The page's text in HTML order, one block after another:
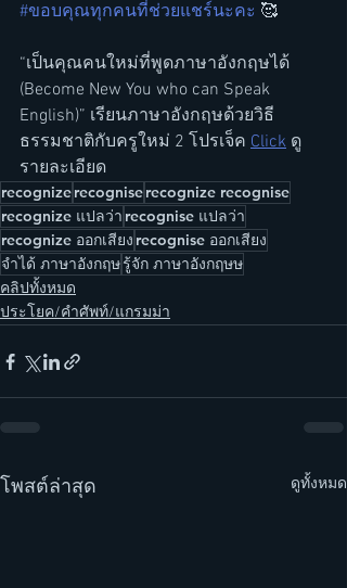
#ขอบคุณทุกคนที่ช่วยแชร์นะคะ 🥰
“เป็นคุณคนใหม่ที่พูดภาษาอังกฤษได้
(Become New You who can Speak
English)” เรียนภาษาอังกฤษด้วยวิธี
ธรรมชาติกับครูใหม่ 2 โปรเจ็ค Click ดู
รายละเอียด
recognizerecogniserecognize recognise
recognize แปลว่า recognise แปลว่า
recognize ออกเสียง recognise ออกเสียง
จำได้ ภาษาอังกฤษรู้จัก ภาษาอังกฤษษ
คลิปทั้งหมด
ประโยค/คำศัพท์/แกรมม่า
โพสต์ล่าสุด ดูทั้งหมด